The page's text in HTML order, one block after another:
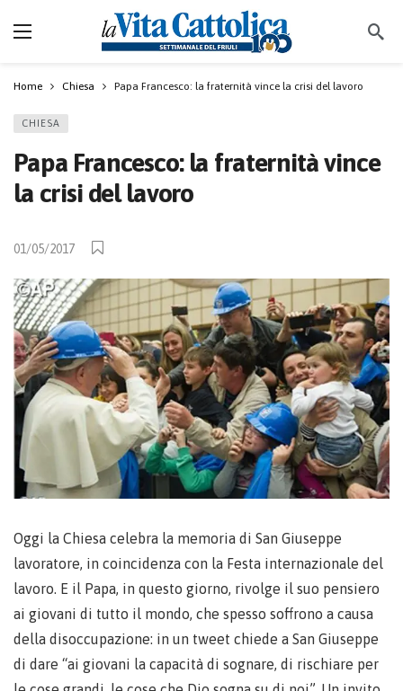
Home Chiesa Papa Francesco: la fraternità vince la crisi del lavoro
CHIESA
Papa Francesco: la fraternità vince
la crisi del lavoro
01/05/2017
Oggi la Chiesa celebra la memoria di San Giuseppe
lavoratore, in coincidenza con la Festa internazionale del
lavoro. E il Papa, in questo giorno, rivolge il suo pensiero
ai giovani di tutto il mondo, che spesso soffrono a causa
della disoccupazione: in un tweet chiede a San Giuseppe
di dare “ai giovani la capacità di sognare, di rischiare per